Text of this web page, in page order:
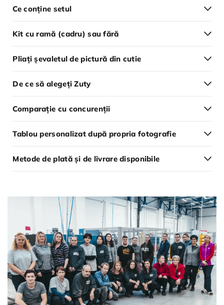
Ce conține setul
Kit cu ramă (cadru) sau fără
Pliați șevaletul de pictură din cutie
De ce să alegeți Zuty
Comparație cu concurenții
Tablou personalizat după propria fotografie
Metode de plată și de livrare disponibile